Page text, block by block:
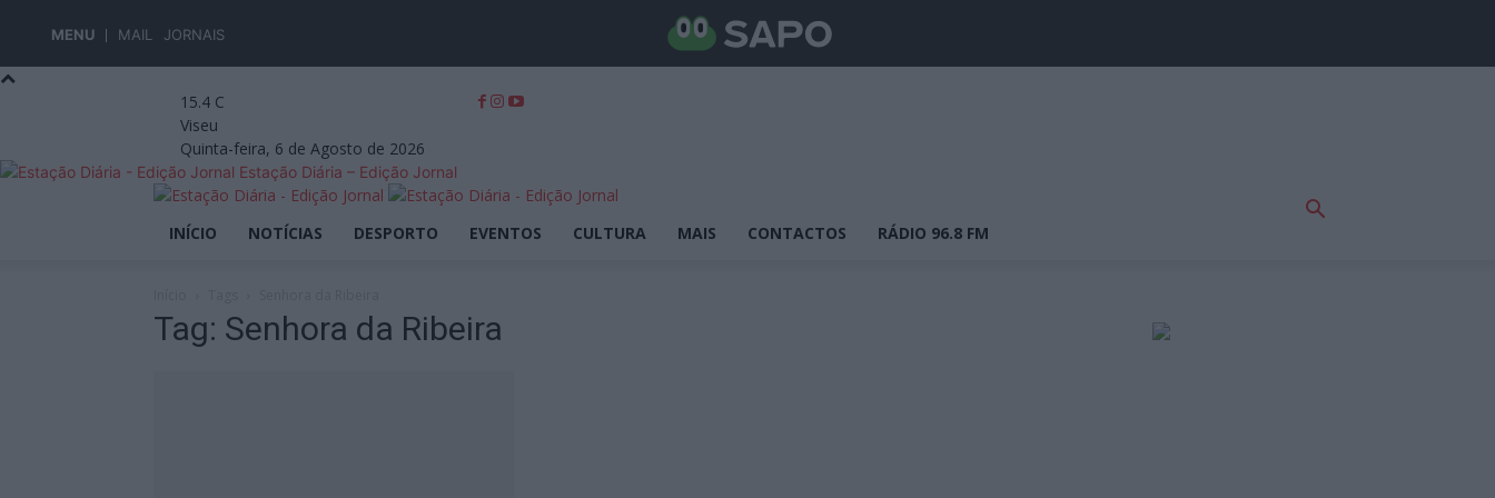
MENU MAIL JORNAIS
15.4 C
Viseu
Quinta-feira, 6 de Agosto de 2026
Estação Diária – Edição Jornal
INÍCIO NOTÍCIAS DESPORTO EVENTOS CULTURA MAIS CONTACTOS RÁDIO 96.8 FM
Tag: Senhora da Ribeira